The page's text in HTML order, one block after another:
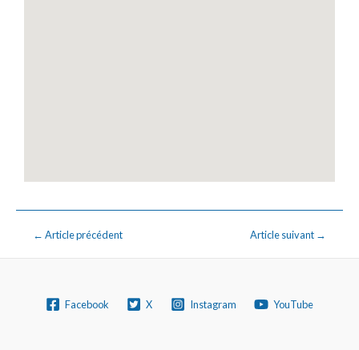
← Article précédent Article suivant →
Facebook X Instagram YouTube